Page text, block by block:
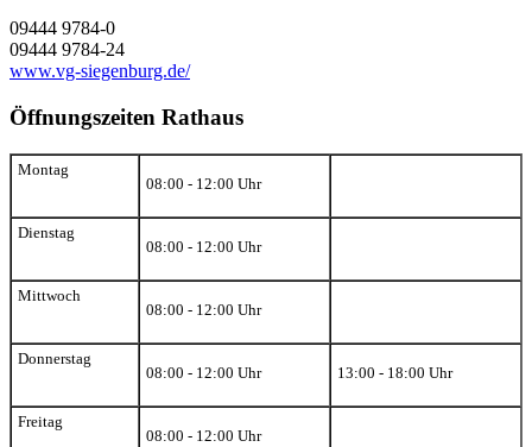
09444 9784-0
09444 9784-24
www.vg-siegenburg.de/
Öffnungszeiten Rathaus
Montag
08:00 - 12:00 Uhr
Dienstag
08:00 - 12:00 Uhr
Mittwoch
08:00 - 12:00 Uhr
Donnerstag
08:00 - 12:00 Uhr
13:00 - 18:00 Uhr
Freitag
08:00 - 12:00 Uhr